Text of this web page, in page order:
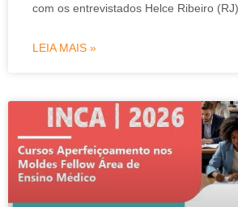
com os entrevistados Helce Ribeiro
LEIA MAIS »